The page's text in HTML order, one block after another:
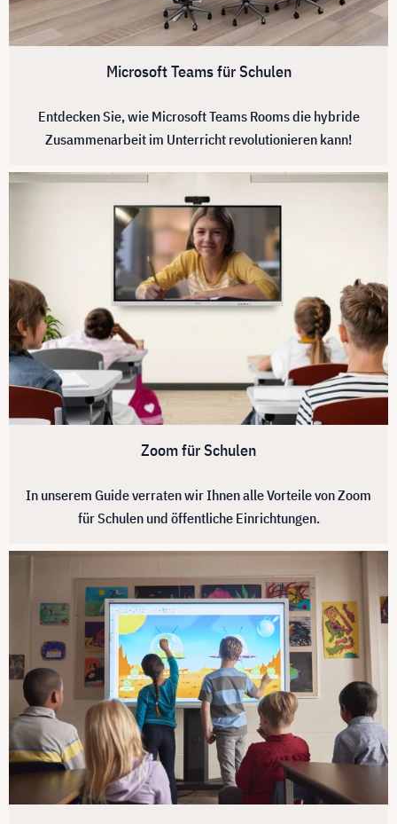
Microsoft Teams für Schulen
Entdecken Sie, wie Microsoft Teams Rooms die hybride
Zusammenarbeit im Unterricht revolutionieren kann!
Zoom für Schulen
In unserem Guide verraten wir Ihnen alle Vorteile von Zoom
für Schulen und öffentliche Einrichtungen.